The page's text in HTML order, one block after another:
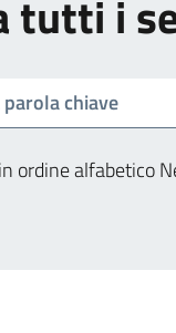
tutti i
ordine alfabetico